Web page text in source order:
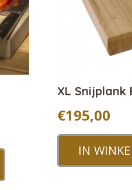
XL Snijplank
€195,00
IN